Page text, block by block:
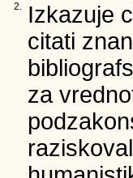
2.
Izkazuje
citati
za